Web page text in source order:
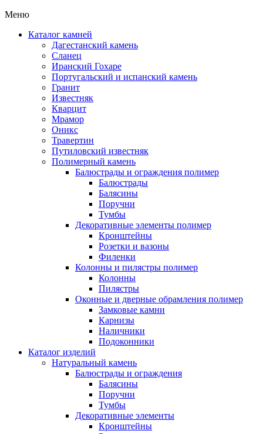
Меню
Каталог камней
Дагестанский камень
Сланец
Иранский Гохаре
Португальский и испанский камень
Гранит
Известняк
Кварцит
Мрамор
Оникс
Травертин
Путиловский известняк
Полимерный камень
Балюстрады и ограждения полимер
Балюстрады
Балясины
Поручни
Тумбы
Декоративные элементы полимер
Кронштейны
Розетки и вазоны
Филенки
Колонны и пилястры полимер
Колонны
Пилястры
Оконные и дверные обрамления полимер
Замковые камни
Карнизы
Наличники
Подоконники
Каталог изделий
Натуральный камень
Балюстрады и ограждения
Балясины
Поручни
Тумбы
Декоративные элементы
Кронштейны